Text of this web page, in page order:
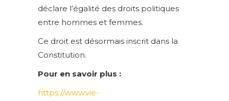
déclare l’égalité des droits politiques
entre hommes et femmes.
Ce droit est désormais inscrit dans la
Constitution.
Pour en savoir plus :
https://www.vie-